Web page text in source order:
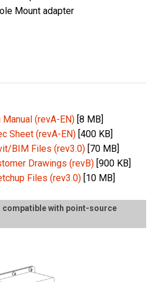
Mount adapter
(revA-EN) [8 MB]
Sheet (revA-EN) [400 KB]
BIM Files (rev3.0) [70 MB]
Drawings (revB) [900 KB]
Files (rev3.0) [10 MB]
compatible with point-source